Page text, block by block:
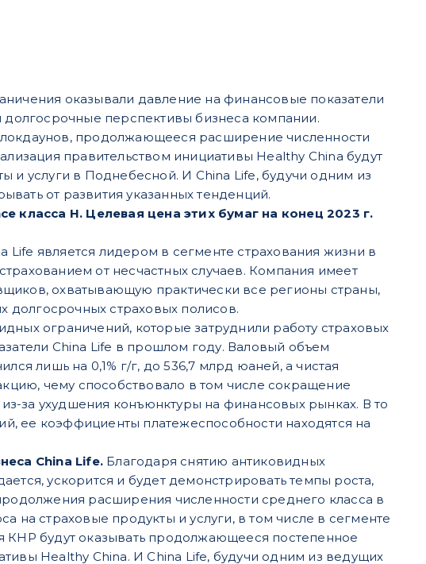
оказывали давление на финансовые показатели
перспективы бизнеса компании.
продолжающееся расширение численности
правительством инициативы Healthy China будут
и услуги в Поднебесной. И China Life, будучи одним из
от развития указанных тенденций.
класса H. Целевая цена этих бумаг на конец 2023 г.
является лидером в сегменте страхования жизни в
от несчастных случаев. Компания имеет
охватывающую практически все регионы страны,
долгосрочных страховых полисов.
ограничений, которые затруднили работу страховых
China Life в прошлом году. Валовый объем
лишь на 0,1% г/г, до 536,7 млрд юаней, а чистая
чему способствовало в том числе сокращение
за ухудшения конъюнктуры на финансовых рынках. В то
ее коэффициенты платежеспособности находятся на
China Life. Благодаря снятию антиковидных
ускорится и будет демонстрировать темпы роста,
расширения численности среднего класса в
на страховые продукты и услуги, в том числе в сегменте
КНР будут оказывать продолжающееся постепенное
Healthy China. И China Life, будучи одним из ведущих